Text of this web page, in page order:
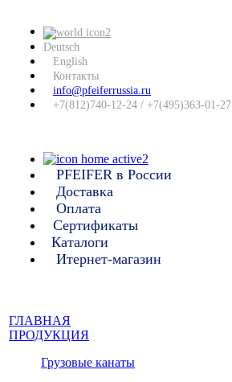
Deutsch
English
Контакты
info@pfeiferrussia.ru
+7(812)740-12-24 / +7(495)363-01-27
PFEIFER в России
Доставка
Оплата
Сертификаты
Каталоги
Итернет-магазин
ГЛАВНАЯ
ПРОДУКЦИЯ
Грузовые канаты